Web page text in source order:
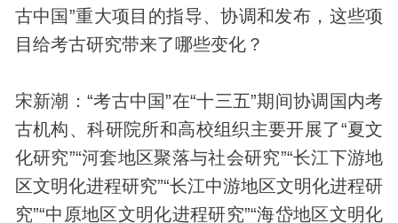
古中国”重大项目的指导、协调和发布，这些项
目给考古研究带来了哪些变化？
宋新潮：“考古中国”在“十三五”期间协调国内考
古机构、科研院所和高校组织主要开展了“夏文
化研究”“河套地区聚落与社会研究”“长江下游地
区文明化进程研究”“长江中游地区文明化进程研
究”“中原地区文明化进程研究”“海岱地区文明化